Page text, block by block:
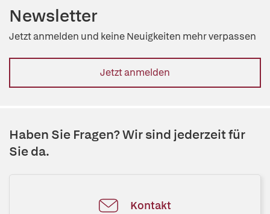
Newsletter
Jetzt anmelden und keine Neuigkeiten mehr verpassen
Jetzt anmelden
Haben Sie Fragen? Wir sind jederzeit für
Sie da.
Kontakt